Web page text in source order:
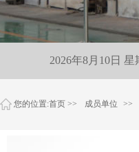
2026年8月10日 星
您的位置:首页 >> 成员单位 >>